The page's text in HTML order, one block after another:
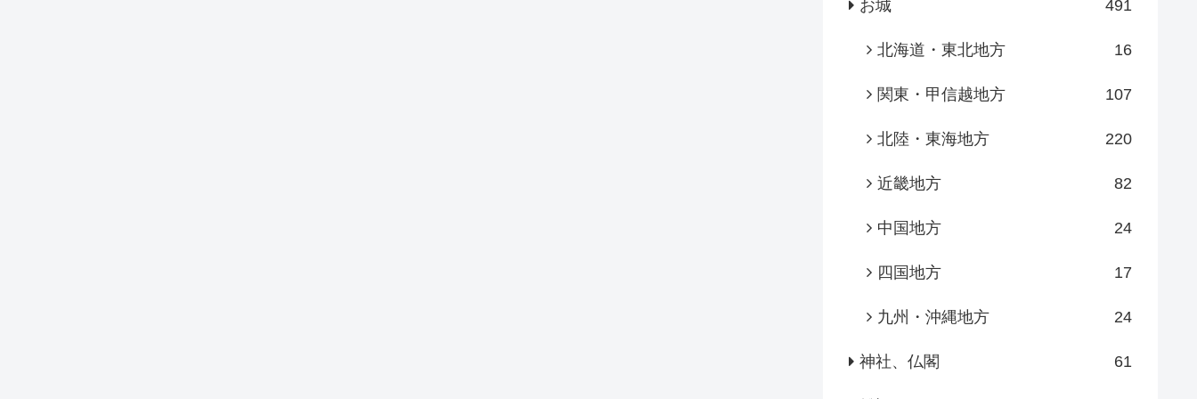
お城 491
北海道・東北地方 16
関東・甲信越地方 107
北陸・東海地方 220
近畿地方 82
中国地方 24
四国地方 17
九州・沖縄地方 24
神社、仏閣 61